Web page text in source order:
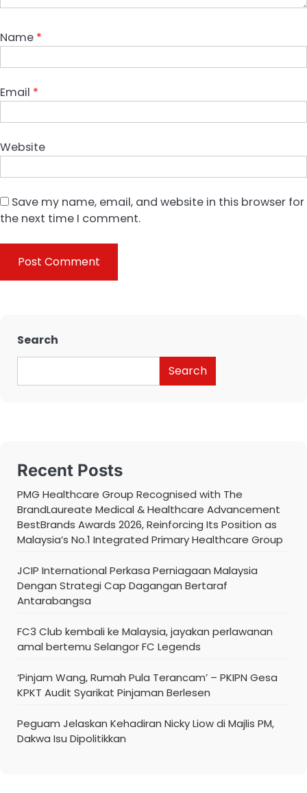
Name *
Email *
Website
Save my name, email, and website in this browser for
the next time I comment.
Search
Search
Recent Posts
PMG Healthcare Group Recognised with The
BrandLaureate Medical & Healthcare Advancement
BestBrands Awards 2026, Reinforcing Its Position as
Malaysia’s No.1 Integrated Primary Healthcare Group
JCIP International Perkasa Perniagaan Malaysia
Dengan Strategi Cap Dagangan Bertaraf
Antarabangsa
FC3 Club kembali ke Malaysia, jayakan perlawanan
amal bertemu Selangor FC Legends
‘Pinjam Wang, Rumah Pula Terancam’ – PKIPN Gesa
KPKT Audit Syarikat Pinjaman Berlesen
Peguam Jelaskan Kehadiran Nicky Liow di Majlis PM,
Dakwa Isu Dipolitikkan